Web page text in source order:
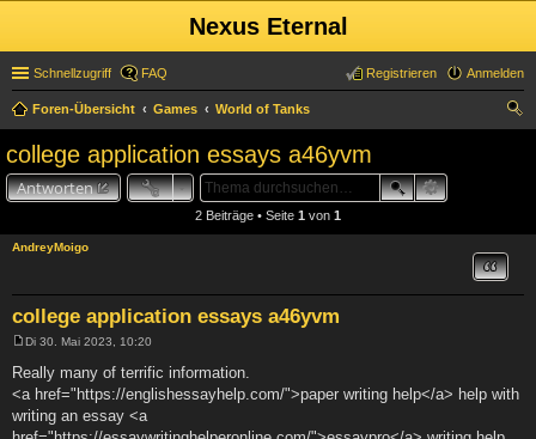
Nexus Eternal
Schnellzugriff FAQ Anmelden
Registrieren
Foren-Übersicht Games
World of Tanks
college application essays a46yvm
Antworten
2 Beiträge • Seite 1 von 1
AndreyMoigo
college application essays a46yvm
Zitat
i
t
a
Di 30. Mai 2023, 10:20
Really many of terrific information.
<a href="https://englishessayhelp.com/">paper writing help</a> help with
writing an essay <a